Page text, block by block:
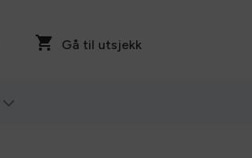
Gå til utsjekk